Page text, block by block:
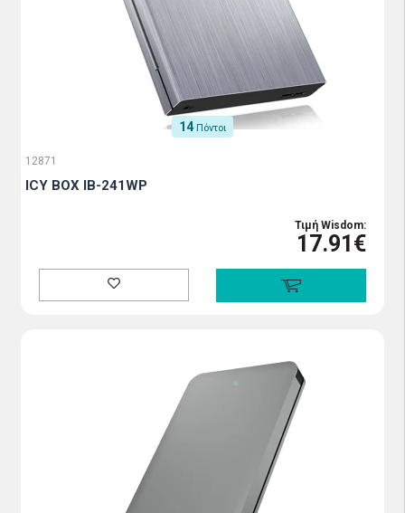
14 Πόντοι
12871
ICY BOX IB-241WP
Τιμή Wisdom:
17.91€